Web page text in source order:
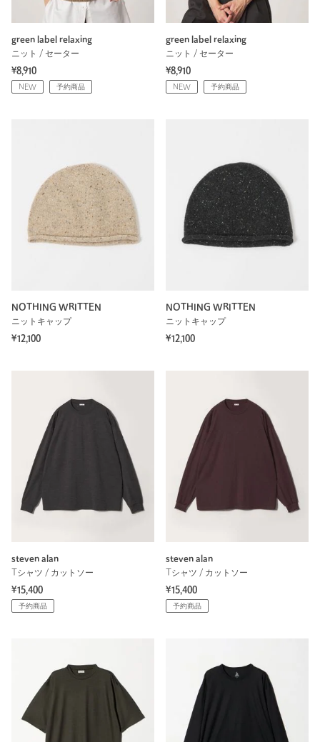
green label relaxing
ニット / セーター
¥8,910
NEW 予約商品
green label relaxing
ニット / セーター
¥8,910
NEW 予約商品
NOTHING WRITTEN
ニットキャップ
¥12,100
NOTHING WRITTEN
ニットキャップ
¥12,100
steven alan
Tシャツ / カットソー
¥15,400
予約商品
steven alan
Tシャツ / カットソー
¥15,400
予約商品